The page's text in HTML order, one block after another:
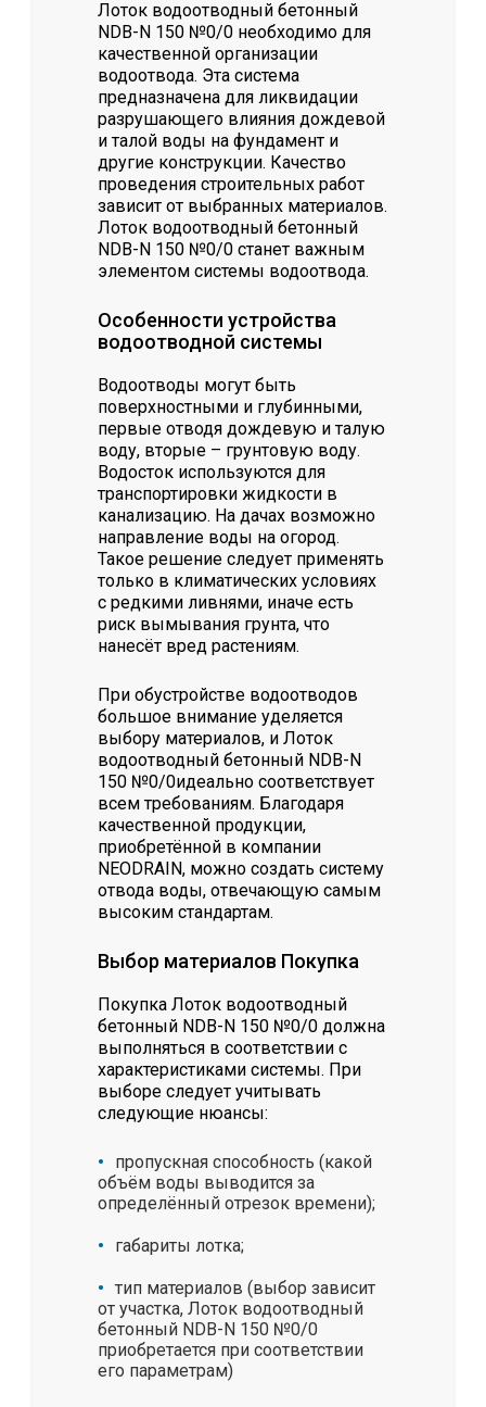
Лоток водоотводный бетонный
NDB-N 150 №0/0 необходимо для
качественной организации
водоотвода. Эта система
предназначена для ликвидации
разрушающего влияния дождевой
и талой воды на фундамент и
другие конструкции. Качество
проведения строительных работ
зависит от выбранных материалов.
Лоток водоотводный бетонный
NDB-N 150 №0/0 станет важным
элементом системы водоотвода.
Особенности устройства
водоотводной системы
Водоотводы могут быть
поверхностными и глубинными,
первые отводя дождевую и талую
воду, вторые – грунтовую воду.
Водосток используются для
транспортировки жидкости в
канализацию. На дачах возможно
направление воды на огород.
Такое решение следует применять
только в климатических условиях
с редкими ливнями, иначе есть
риск вымывания грунта, что
нанесёт вред растениям.
При обустройстве водоотводов
большое внимание уделяется
выбору материалов, и Лоток
водоотводный бетонный NDB-N
150 №0/0идеально соответствует
всем требованиям. Благодаря
качественной продукции,
приобретённой в компании
NEODRAIN, можно создать систему
отвода воды, отвечающую самым
высоким стандартам.
Выбор материалов Покупка
Покупка Лоток водоотводный
бетонный NDB-N 150 №0/0 должна
выполняться в соответствии с
характеристиками системы. При
выборе следует учитывать
следующие нюансы:
пропускная способность (какой
объём воды выводится за
определённый отрезок времени);
габариты лотка;
тип материалов (выбор зависит
от участка, Лоток водоотводный
бетонный NDB-N 150 №0/0
приобретается при соответствии
его параметрам)